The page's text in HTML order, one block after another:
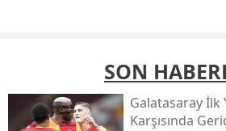
SON
Galatasaray İlk
Karşısında